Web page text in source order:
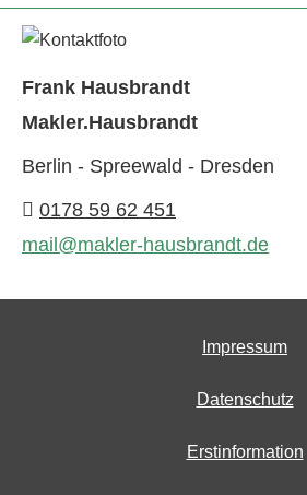
Frank Hausbrandt
Makler.Hausbrandt
Berlin - Spreewald - Dresden
0178 59 62 451
mail@makler-hausbrandt.de
Impressum
Datenschutz
Erstinformation